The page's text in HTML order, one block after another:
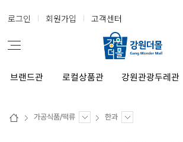
로그인 회원가입 고객센터
브랜드관 로컬상품관 강원관광두레관
가공식품/떡류 한과